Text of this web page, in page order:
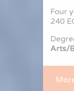
Four
240
Arts/